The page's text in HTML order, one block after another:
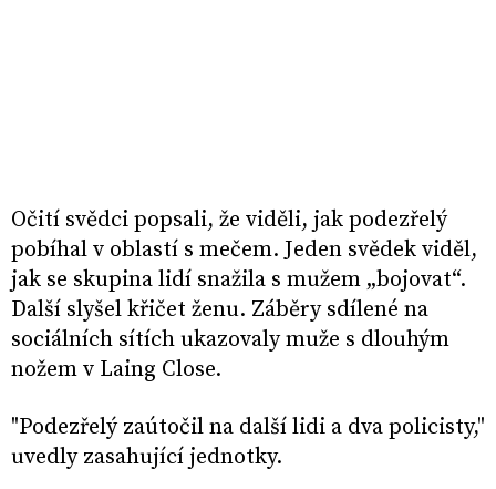
Očití svědci popsali, že viděli, jak podezřelý
pobíhal v oblastí s mečem. Jeden svědek viděl,
jak se skupina lidí snažila s mužem „bojovat“.
Další slyšel křičet ženu. Záběry sdílené na
sociálních sítích ukazovaly muže s dlouhým
nožem v Laing Close.
"Podezřelý zaútočil na další lidi a dva policisty,"
uvedly zasahující jednotky.